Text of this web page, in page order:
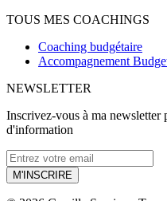
TOUS MES COACHINGS
Coaching budgétaire
Accompagnement
NEWSLETTER
Inscrivez-vous à ma newsletter
d'information
M'INSCRIRE